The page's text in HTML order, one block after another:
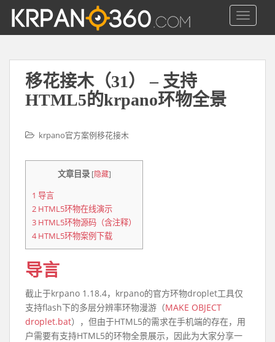
i
移花接木（31） – 支持
HTML5的krpano环物全景
krpano官方案例移花接木
文章目录 [隐藏]
1 导言
2 HTML5环物在线演示
3 HTML5环物源码（含注释）
4HTML5环物案例下载
导言
截止于krpano 1.18.4，krpano的官方环物droplet工具仅
支持flash下的多层分辨率环物漫游（MAKE OBJECT
droplet.bat），但由于HTML5的需求在手机端的存在，用
户需要有支持HTML5的环物全景展示，因此为大家分享一